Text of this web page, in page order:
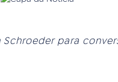
para